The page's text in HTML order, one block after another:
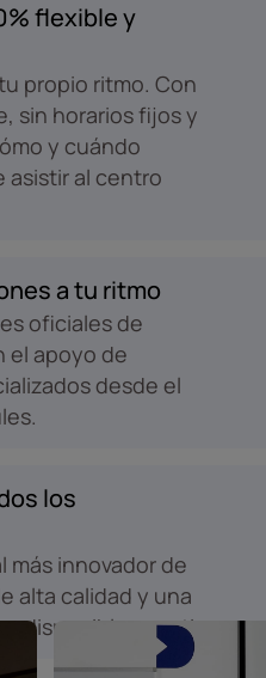
flexible y
propio ritmo. Con
sin horarios fijos y
y cuándo
asistir al centro
a tu ritmo
oficiales de
el apoyo de
desde el
los
más innovador de
alta calidad y una
disponible para ti.